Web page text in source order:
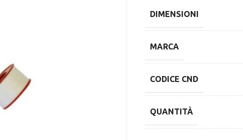
DIMENSIONI
MARCA
CODICE CND
QUANTITÀ